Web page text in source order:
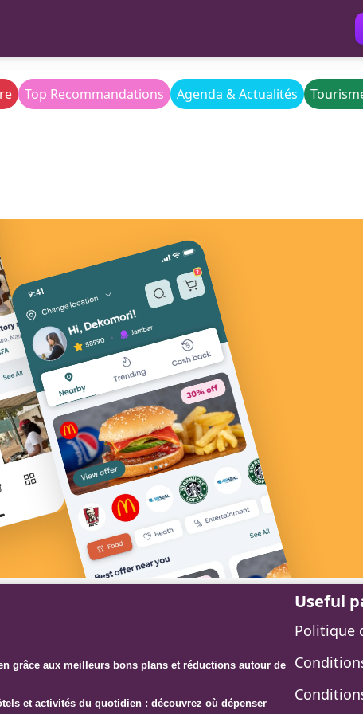
Top Recommandations Agenda & Actualités
grâce aux meilleurs bons plans et réductions autour de
et activités du quotidien : découvrez où dépenser
Useful
Politique